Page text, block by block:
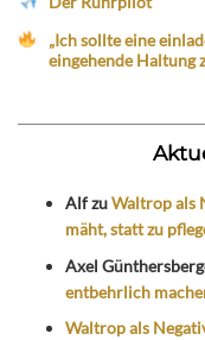
„Ich sollte eine
eingehende Haltung
AlfzuWaltrop als
mäht, statt zu
Axel
entbehrlich
Waltrop als